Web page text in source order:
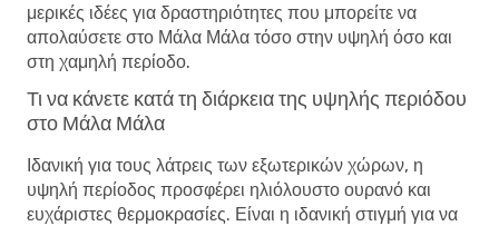
μερικές ιδέες για δραστηριότητες που μπορείτε να
απολαύσετε στο Μάλα Μάλα τόσο στην υψηλή όσο και
στη χαμηλή περίοδο.
Τι να κάνετε κατά τη διάρκεια της υψηλής περιόδου
στο Μάλα Μάλα
Ιδανική για τους λάτρεις των εξωτερικών χώρων, η
υψηλή περίοδος προσφέρει ηλιόλουστο ουρανό και
ευχάριστες θερμοκρασίες. Είναι η ιδανική στιγμή για να